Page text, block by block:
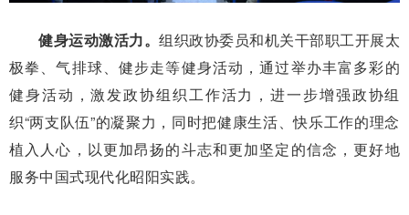
健身运动激活力。 组织政协委员和机关干部职工开展太
极拳、气排球、健步走等健身活动，通过举办丰富多彩的
健身活动，激发政协组织工作活力，进一步增强政协组
织“两支队伍”的凝聚力，同时把健康生活、快乐工作的理念
植入人心，以更加昂扬的斗志和更加坚定的信念，更好地
服务中国式现代化昭阳实践。